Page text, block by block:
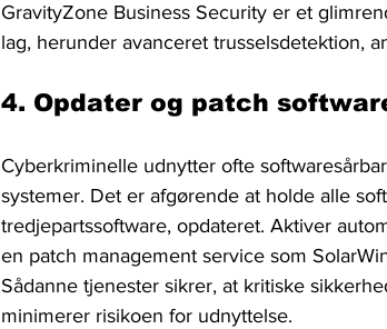
GravityZone Business Security er et
lag, herunder avanceret trusselsdetektion,
4. Opdater og patch
Cyberkriminelle udnytter ofte
systemer. Det er afgørende at holde alle
tredjepartssoftware, opdateret. Aktiver
en patch management service som
Sådanne tjenester sikrer, at kritiske
minimerer risikoen for udnyttelse.